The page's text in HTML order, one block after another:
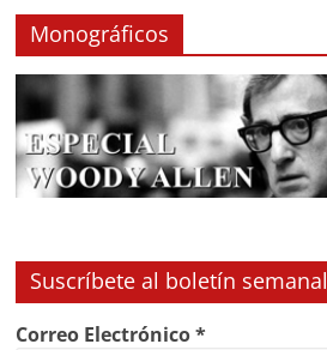
Monográficos
Suscríbete al boletín semanal
Correo Electrónico*